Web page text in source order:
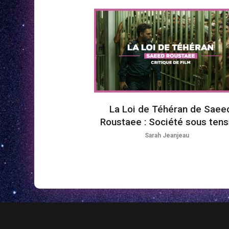
La Loi de Téhéran de
Roustaee : Société sous
Sarah Jeanjeau